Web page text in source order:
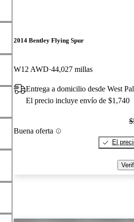
2014 Bentley Flying Spur
W12 AWD 44,027 millas
Entrega a domicilio desde West
El precio incluye envío de $1,740
Buena oferta
El